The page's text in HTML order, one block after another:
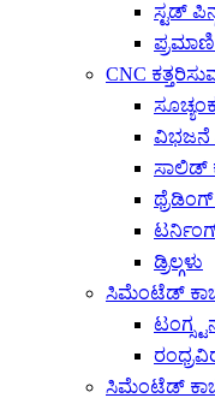
ಸ್ಟಡ್
CNC
ವಿಭಜನೆ
ಸಾಲಿಡ್
ಡ್ರಿಲ್ಗಳು
ಸಿಮೆಂಟೆಡ್
ಸಿಮೆಂಟೆಡ್